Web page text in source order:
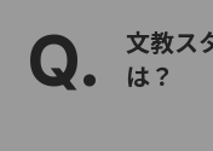
文教ス
は？